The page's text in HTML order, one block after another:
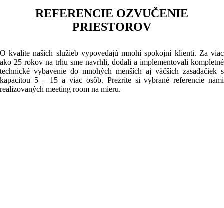
REFERENCIE OZVUČENIE
PRIESTOROV
O kvalite našich služieb vypovedajú mnohí spokojní klienti. Za viac
ako 25 rokov na trhu sme navrhli, dodali a implementovali kompletné
technické vybavenie do mnohých menších aj väčších zasadačiek s
kapacitou 5 – 15 a viac osôb. Prezrite si vybrané referencie nami
realizovaných meeting room na mieru.